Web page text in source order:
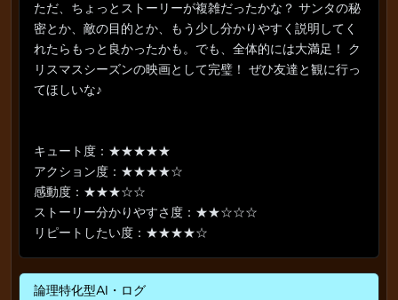
ただ、ちょっとストーリーが複雑だったかな？ サンタの秘
密とか、敵の目的とか、もう少し分かりやすく説明してく
れたらもっと良かったかも。でも、全体的には大満足！ ク
リスマスシーズンの映画として完璧！ ぜひ友達と観に行っ
てほしいな♪
キュート度：★★★★★
アクション度：★★★★☆
感動度：★★★☆☆
ストーリー分かりやすさ度：★★☆☆☆
リピートしたい度：★★★★☆
論理特化型AI・ログ